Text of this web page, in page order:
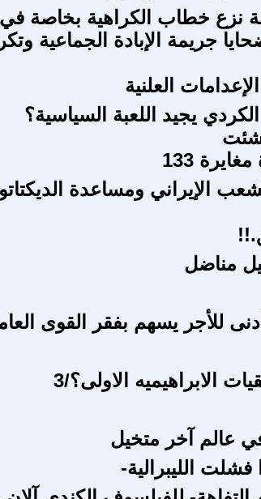
نزع خطاب الكراهية بخاصة
جريمة الإبادة الجماعية
العلنية
يجيد اللعبة السياسية؟
شئت
133
الإيراني ومساعدة
مناضل
الابراهيميه الاولى؟/3
في عالم آخر متخيل
الليبرالية-